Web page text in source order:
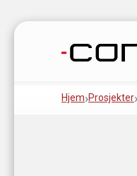
Gå til innhold
Hjem Prosjekter